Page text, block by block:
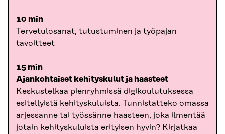
10 min
Tervetulosanat, tutustuminen ja työpajan
tavoitteet
15 min
Ajankohtaiset kehityskulut ja haasteet
Keskustelkaa pienryhmissä digikoulutuksessa
esitellyistä kehityskuluista. Tunnistatteko omassa
arjessanne tai työssänne haasteen, joka ilmentää
jotain kehityskuluista erityisen hyvin? Kirjatkaa